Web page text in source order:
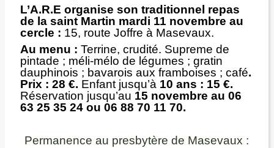
L’A.R.E organise son traditionnel repas
de la saint Martin mardi 11 novembre au
cercle : 15, route Joffre à Masevaux.
Au menu : Terrine, crudité. Supreme de
pintade ; méli-mélo de légumes ; gratin
dauphinois ; bavarois aux framboises ; café.
Prix : 28 €. Enfant jusqu’à 10 ans : 15 €.
Réservation jusqu’au 15 novembre au 06
63 25 35 24 ou 06 88 70 11 70.
Permanence au presbytère de Masevaux :